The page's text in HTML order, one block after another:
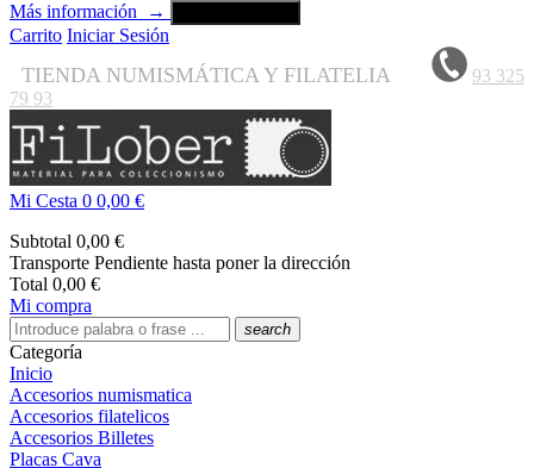
Más información
→
Carrito Iniciar Sesión
TIENDA NUMISMÁTICA Y FILATELIA
93 325
79 93
Mi Cesta 0 0,00 €
Subtotal 0,00 €
Transporte Pendiente hasta poner la dirección
Total 0,00 €
Mi compra
search
Categoría
Inicio
Accesorios numismatica
Accesorios filatelicos
Accesorios Billetes
Placas Cava